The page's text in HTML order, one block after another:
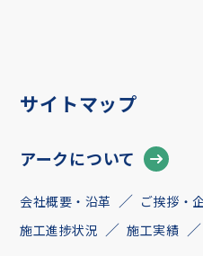
サイトマップ
アークについて
会社概要・沿革 ご挨拶・
施工進捗状況
施工実績